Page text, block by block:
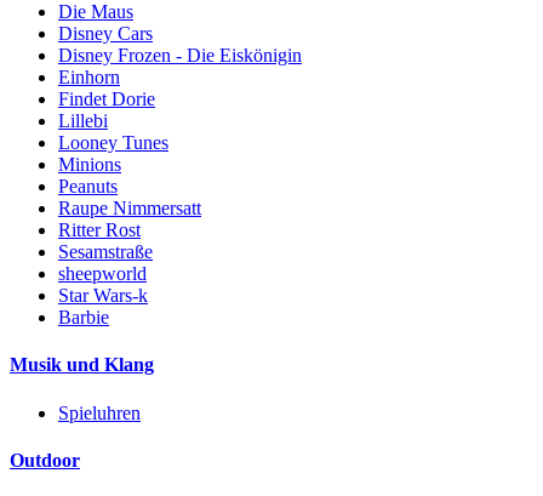
Die Maus
Disney Cars
Disney Frozen - Die Eiskönigin
Einhorn
Findet Dorie
Lillebi
Looney Tunes
Minions
Peanuts
Raupe Nimmersatt
Ritter Rost
Sesamstraße
sheepworld
Star Wars-k
Barbie
Musik und Klang
Spieluhren
Outdoor